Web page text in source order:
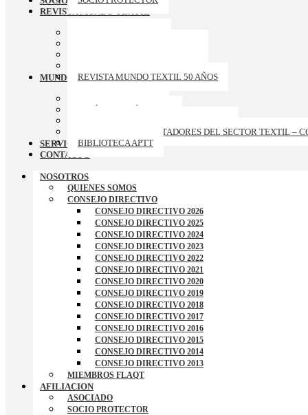
REVISTA MUNDO TEXTIL
REVISTA MUNDO TEXTIL 50 AÑOS
MUNDO APTT
RANKING DE EXPORTADORES DEL SECTOR TEXTIL –
BIBLIOTECA APTT
SERVICIOS
CONTACTO
NOSOTROS
QUIENES SOMOS
CONSEJO DIRECTIVO
CONSEJO DIRECTIVO 2026
CONSEJO DIRECTIVO 2025
CONSEJO DIRECTIVO 2024
CONSEJO DIRECTIVO 2023
CONSEJO DIRECTIVO 2022
CONSEJO DIRECTIVO 2021
CONSEJO DIRECTIVO 2020
CONSEJO DIRECTIVO 2019
CONSEJO DIRECTIVO 2018
CONSEJO DIRECTIVO 2017
CONSEJO DIRECTIVO 2016
CONSEJO DIRECTIVO 2015
CONSEJO DIRECTIVO 2014
CONSEJO DIRECTIVO 2013
MIEMBROS FLAQT
AFILIACION
ASOCIADO
SOCIO PROTECTOR